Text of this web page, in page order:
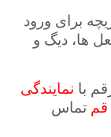
برای ورود
ها، دیگ و
با نمایندگی
تماس